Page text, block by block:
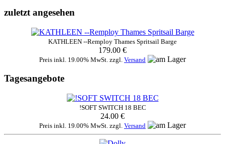
zuletzt angesehen
KATHLEEN --Remploy Thames Spritsail Barge
179.00 €
Preis inkl. 19.00% MwSt. zzgl. Versand
Tagesangebote
!SOFT SWITCH 18 BEC
24.00 €
Preis inkl. 19.00% MwSt. zzgl. Versand